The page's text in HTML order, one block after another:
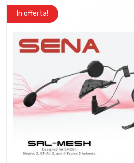
In offerta!